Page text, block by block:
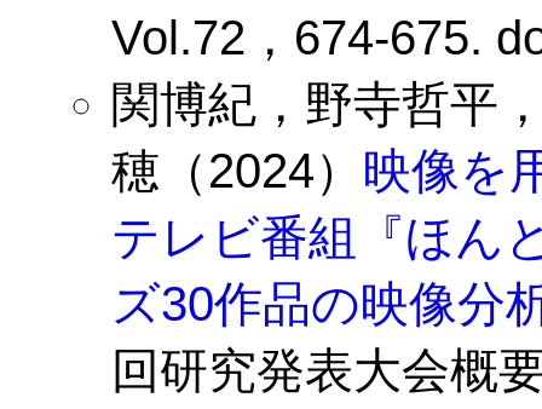
Vol.72，674-675.
関博紀，野寺哲平
穂（2024） 映像を
テレビ番組『ほん
ズ30作品の映像分
回研究発表大会概